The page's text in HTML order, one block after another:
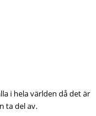
i hela världen då det är
ta del av.